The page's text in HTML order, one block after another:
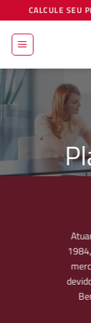
to
content
CALCULE SEU